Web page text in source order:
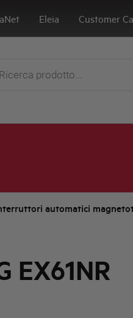
Eleia Customer
automatici
EX61NR